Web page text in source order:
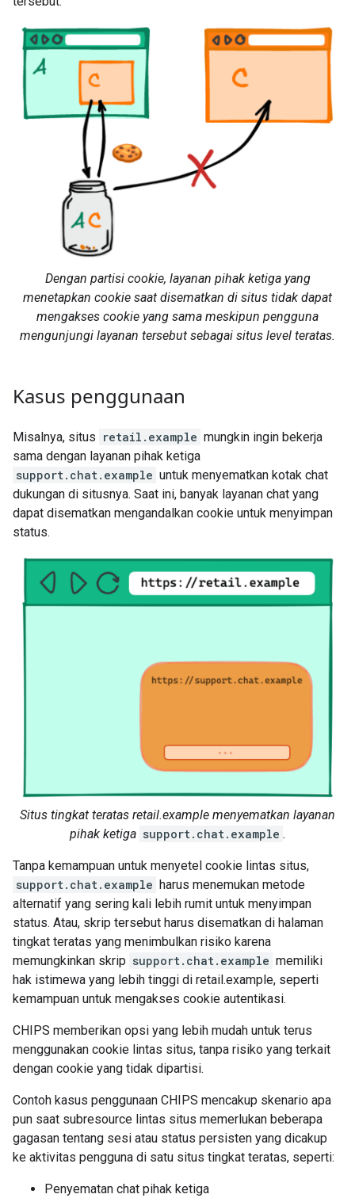
Dengan partisi cookie, layanan pihak ketiga yang
menetapkan cookie saat disematkan di situs tidak dapat
mengakses cookie yang sama meskipun pengguna
mengunjungi layanan tersebut sebagai situs level teratas.
Kasus penggunaan
Misalnya, situs retail.example mungkin ingin bekerja
sama dengan layanan pihak ketiga
support.chat.example untuk menyematkan kotak chat
dukungan di situsnya. Saat ini, banyak layanan chat yang
dapat disematkan mengandalkan cookie untuk menyimpan
status.
Situs tingkat teratas retail.example menyematkan layanan
pihak ketiga support.chat.example .
Tanpa kemampuan untuk menyetel cookie lintas situs,
support.chat.example harus menemukan metode
alternatif yang sering kali lebih rumit untuk menyimpan
status. Atau, skrip tersebut harus disematkan di halaman
tingkat teratas yang menimbulkan risiko karena
memungkinkan skrip support.chat.example memiliki
hak istimewa yang lebih tinggi di retail.example, seperti
kemampuan untuk mengakses cookie autentikasi.
CHIPS memberikan opsi yang lebih mudah untuk terus
menggunakan cookie lintas situs, tanpa risiko yang terkait
dengan cookie yang tidak dipartisi.
Contoh kasus penggunaan CHIPS mencakup skenario apa
pun saat subresource lintas situs memerlukan beberapa
gagasan tentang sesi atau status persisten yang dicakup
ke aktivitas pengguna di satu situs tingkat teratas, seperti:
Penyematan chat pihak ketiga